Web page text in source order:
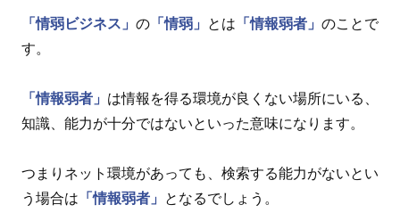
「情弱ビジネス」 の 「情弱」 とは 「情報弱者」 のことで
す。
「情報弱者」 は情報を得る環境が良くない場所にいる、
知識、能力が十分ではないといった意味になります。
つまりネット環境があっても、検索する能力がないとい
う場合は 「情報弱者」 となるでしょう。